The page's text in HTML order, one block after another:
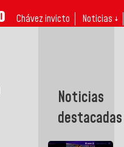
Chávez invicto Noticias ↓
Noticias
destacadas